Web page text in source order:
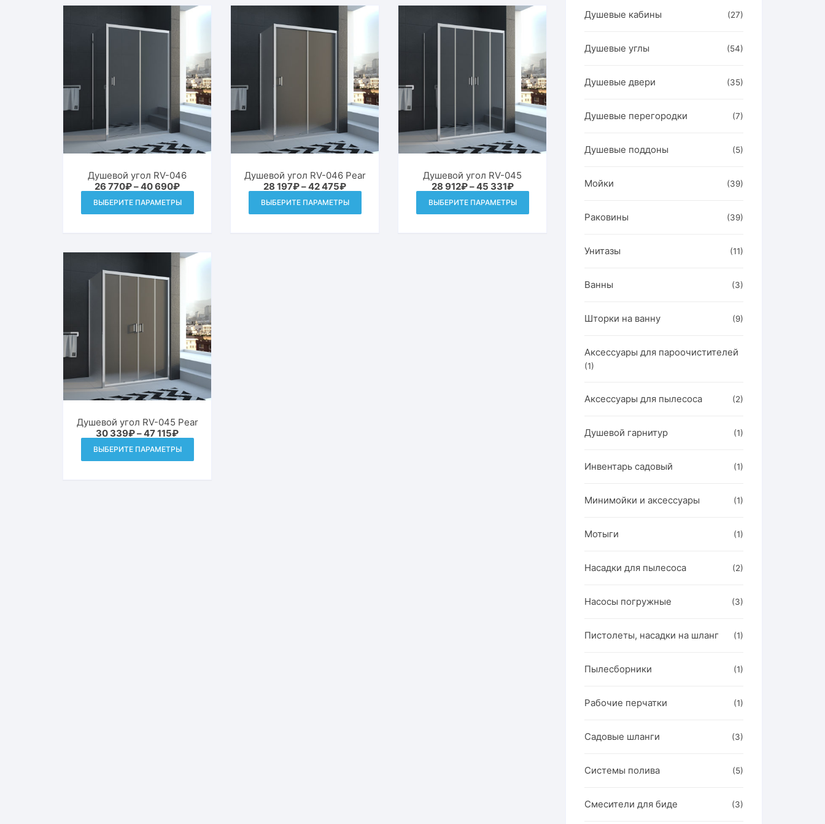
возрастанию
Душевой угол RV-046
26 770₽–40 690₽Диапазон
цен:
26
770₽
ВЫБЕРИТЕ ПАРАМЕТРЫ
товар
вариаций.
выбрать
на
странице
товара.
Душевой угол RV-046 Pear
28 197₽–42 475₽Диапазон
цен:
28
197₽
ВЫБЕРИТЕ ПАРАМЕТРЫ
товар
Душевой угол RV-045
28 912₽–45 331₽Диапазон
цен:
28
912₽
ВЫБЕРИТЕ ПАРАМЕТРЫ
товар
Душевой угол RV-045 Pear
30 339₽–47 115₽Диапазон
цен:
30
339₽
ВЫБЕРИТЕ ПАРАМЕТРЫ
товар
Душевые кабины (27)
Душевые углы (54)
Душевые двери (35)
Душевые перегородки (7)
Душевые поддоны (5)
Мойки (39)
Раковины (39)
Унитазы (11)
Ванны (3)
Шторки на ванну (9)
Аксессуары для пароочистителей
(1)
Аксессуары для пылесоса (2)
Душевой гарнитур (1)
Инвентарь садовый (1)
Минимойки и аксессуары (1)
Мотыги (1)
Насадки для пылесоса (2)
Насосы погружные (3)
Пистолеты, насадки на шланг (1)
Пылесборники (1)
Рабочие перчатки (1)
Садовые шланги (3)
Системы полива (5)
Смесители для биде (3)